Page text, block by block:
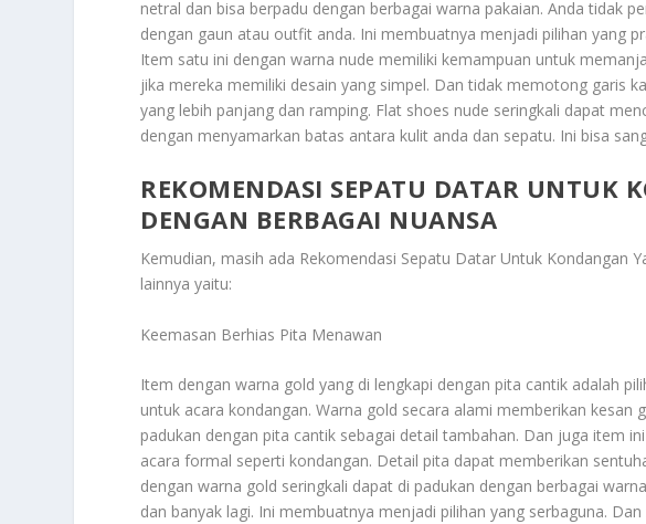
netral dan bisa berpadu dengan berbagai warna pakaian. Anda tidak
dengan gaun atau outfit anda. Ini membuatnya menjadi pilihan yang
Item satu ini dengan warna nude memiliki kemampuan untuk
jika mereka memiliki desain yang simpel. Dan tidak memotong garis
yang lebih panjang dan ramping. Flat shoes nude seringkali dapat
dengan menyamarkan batas antara kulit anda dan sepatu. Ini bisa
REKOMENDASI SEPATU DATAR UNTUK
DENGAN BERBAGAI NUANSA
Kemudian, masih ada Rekomendasi Sepatu Datar Untuk Kondangan
lainnya yaitu:
Keemasan Berhias Pita Menawan
Item dengan warna gold yang di lengkapi dengan pita cantik adalah
untuk acara kondangan. Warna gold secara alami memberikan kesan
padukan dengan pita cantik sebagai detail tambahan. Dan juga item
acara formal seperti kondangan. Detail pita dapat memberikan
dengan warna gold seringkali dapat di padukan dengan berbagai
dan banyak lagi. Ini membuatnya menjadi pilihan yang serbaguna.